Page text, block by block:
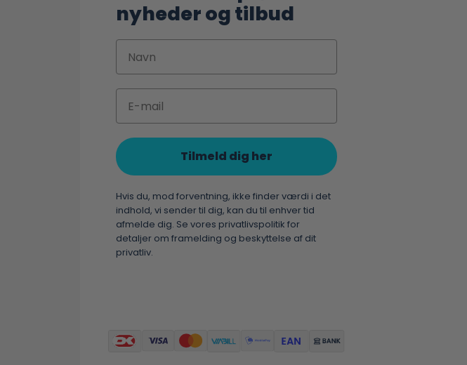
nyheder og tilbud
Tilmeld dig her
Hvis du, mod forventning, ikke finder værdi i det
indhold, vi sender til dig, kan du til enhver tid
afmelde dig. Se vores privatlivspolitik for
detaljer om framelding og beskyttelse af dit
privatliv.